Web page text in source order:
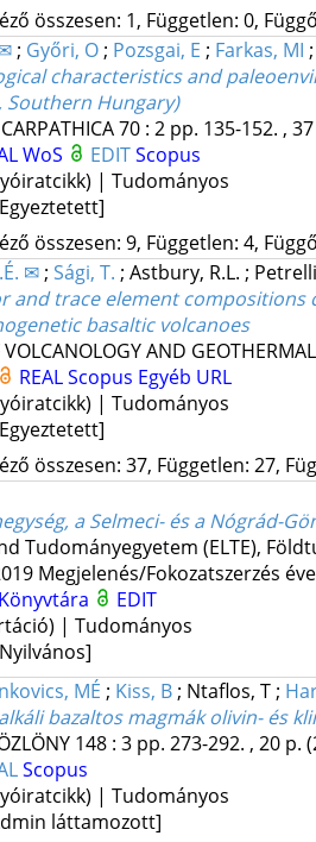
összesen: 1, Független: 0,
; Győri, O; Pozsgai, E ; Farkas, MI
characteristics and
Southern Hungary)
70: 2 pp. 135-152. ,
WoS EDITScopus
| Tudományos
összesen: 9, Független: 4,
✉; Sági, T. ; Astbury, R.L. ;
and trace element
basaltic volcanoes
VOLCANOLOGY AND
REALScopus Egyéb URL
| Tudományos
összesen: 37, Független: 27,
a Selmeci- és a Nógrád-
Tudományegyetem (ELTE),
Megjelenés/Fokozatszerzés
EDIT
| Tudományos
MÉ ; Kiss, B; Ntaflos, T;
bazaltos magmák olivin- és
148: 3 pp. 273-292. , 20 p.
Scopus
| Tudományos
láttamozott]